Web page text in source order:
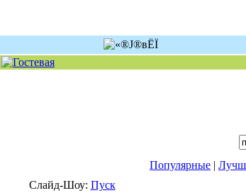
Популярные |
Слайд-Шоу: Пуск